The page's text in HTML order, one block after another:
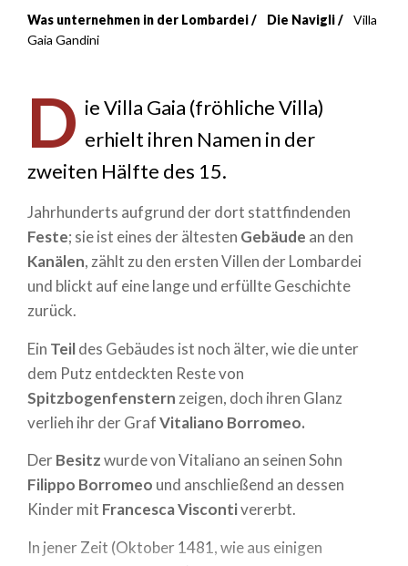
Breadcrumb
Was unternehmen in der Lombardei Die Navigli
Villa
Gaia Gandini
D ie Villa Gaia (fröhliche Villa)
erhielt ihren Namen in der
zweiten Hälfte des 15.
Jahrhunderts aufgrund der dort stattfindenden
Feste; sie ist eines der ältesten Gebäude an den
Kanälen, zählt zu den ersten Villen der Lombardei
und blickt auf eine lange und erfüllte Geschichte
zurück.
Ein Teildes Gebäudes ist noch älter, wie die unter
dem Putz entdeckten Reste von
Spitzbogenfenstern zeigen, doch ihren Glanz
verlieh ihr der GrafVitaliano Borromeo.
DerBesitzwurde von Vitaliano an seinen Sohn
Filippo Borromeo und anschließend an dessen
Kinder mit Francesca Viscontivererbt.
In jener Zeit (Oktober 1481, wie aus einigen